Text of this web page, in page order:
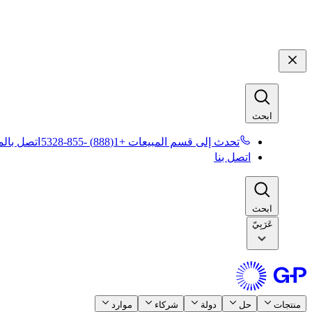
ابحث​​
تحدث إلى قسم المبيعات +1(888) -855-5328​​
اتصل
اتصل بنا​​
ابحث​​
عَرَبِيّ
منتجات​​ حل​​ دولة​​ شركاء​​
موارد​​